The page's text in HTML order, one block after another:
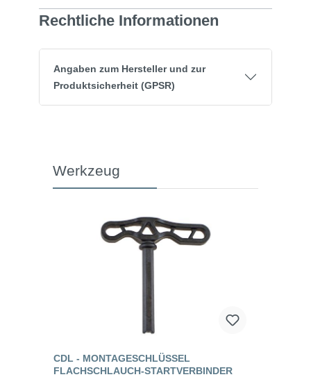
Rechtliche Informationen
Angaben zum Hersteller und zur
Produktsicherheit (GPSR)
Werkzeug
CDL - MONTAGESCHLÜSSEL
FLACHSCHLAUCH-STARTVERBINDER